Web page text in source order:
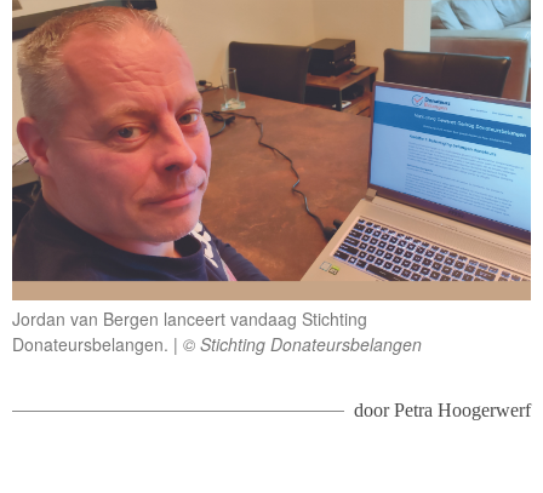
Jordan van Bergen lanceert vandaag Stichting
Donateursbelangen.
© Stichting Donateursbelangen
doorPetra Hoogerwerf